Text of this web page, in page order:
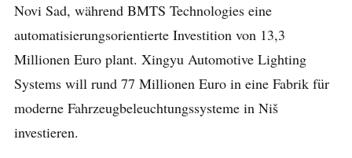
Novi Sad, während BMTS Technologies eine
automatisierungsorientierte Investition von 13,3
Millionen Euro plant. Xingyu Automotive Lighting
Systems will rund 77 Millionen Euro in eine Fabrik für
moderne Fahrzeugbeleuchtungssysteme in Niš
investieren.